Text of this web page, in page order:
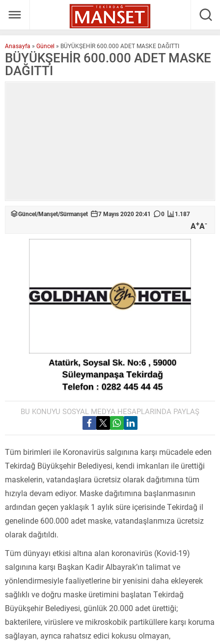
Anasayfa » Güncel » BÜYÜKŞEHİR 600.000 ADET MASKE DAĞITTI
BÜYÜKŞEHİR 600.000 ADET MASKE
DAĞITTI
Güncel/Manşet/Sürmanşet 7 Mayıs 2020 20:41 0 1.187
A+A-
BU KONUYU SOSYAL MEDYA HESAPLARINDA PAYLAŞ
Tüm birimleri ile Koronavirüs salgınına karşı mücadele eden
Tekirdağ Büyükşehir Belediyesi, kendi imkanları ile ürettiği
maskelerin, vatandaşlara ücretsiz olarak dağıtımına tüm
hızıyla devam ediyor. Maske dağıtımına başlanmasının
ardından geçen yaklaşık 1 aylık süre içerisinde Tekirdağ il
genelinde 600.000 adet maske, vatandaşlarımıza ücretsiz
olarak dağıtıldı.
Tüm dünyayı etkisi altına alan koronavirüs (Kovid-19)
salgınına karşı Başkan Kadir Albayrak’ın talimat ve
yönlendirmesiyle faaliyetlerine bir yenisini daha ekleyerek
sağlıklı ve doğru maske üretimini başlatan Tekirdağ
Büyükşehir Belediyesi, günlük 20.000 adet ürettiği;
bakterilere, virüslere ve mikroskobik partiküllere karşı koruma
sağlayan, ayrıca rahatsız edici kokusu olmayan,